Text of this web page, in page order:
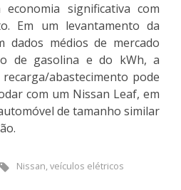
significativa com
Em um levantamento da
dados médios de mercado
de gasolina e do kWh, a
abastecimento pode
com um Nissan Leaf, em
de tamanho similar
Nissan,veículos elétricos